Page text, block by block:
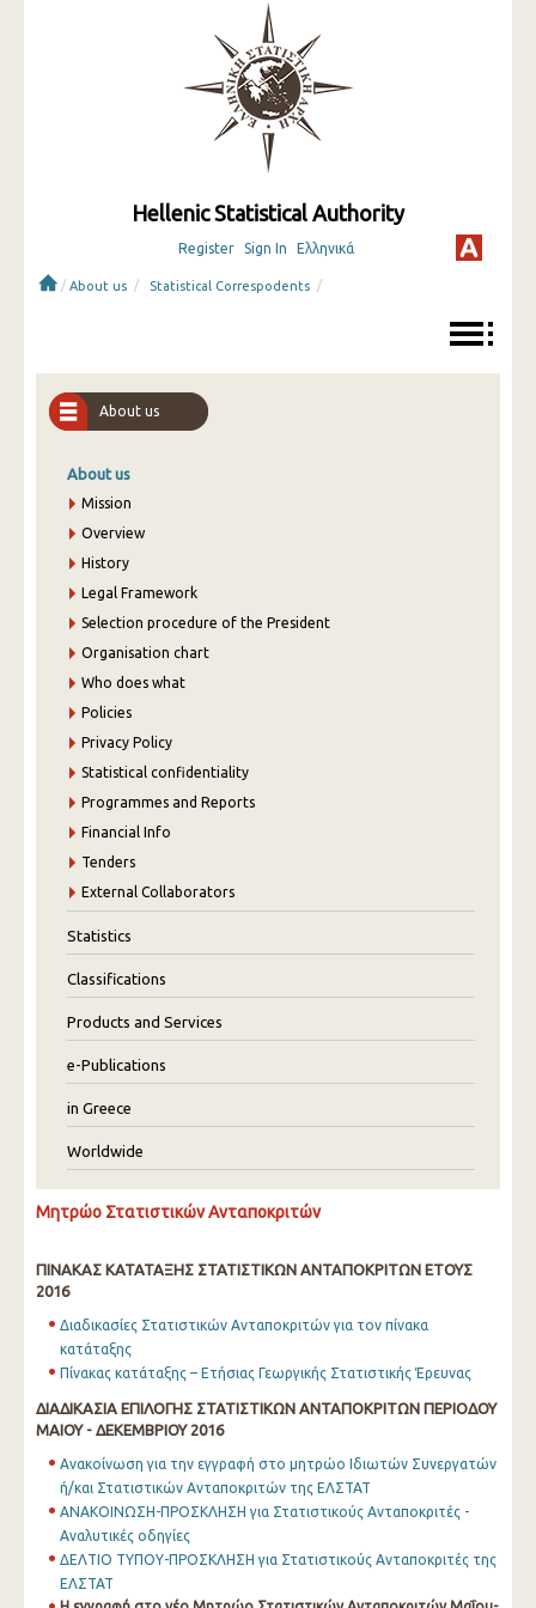
Hellenic Statistical Authority
Register Sign In Ελληνικά
/ About us / Statistical Correspodents /
About us
About us
Mission
Overview
History
Legal Framework
Selection procedure of the President
Organisation chart
Who does what
Policies
Privacy Policy
Statistical confidentiality
Programmes and Reports
Financial Info
Tenders
External Collaborators
Statistics
Classifications
Products and Services
e-Publications
in Greece
Worldwide
Μητρώο Στατιστικών Ανταποκριτών
ΠΙΝΑΚΑΣ ΚΑΤΑΤΑΞΗΣ ΣΤΑΤΙΣΤΙΚΩΝ ΑΝΤΑΠΟΚΡΙΤΩΝ ΕΤΟΥΣ
2016
Διαδικασίες Στατιστικών Ανταποκριτών για τον πίνακα
κατάταξης
Πίνακας κατάταξης – Ετήσιας Γεωργικής Στατιστικής Έρευνας
ΔΙΑΔΙΚΑΣΙΑ ΕΠΙΛΟΓΗΣ ΣΤΑΤΙΣΤΙΚΩΝ ΑΝΤΑΠΟΚΡΙΤΩΝ ΠΕΡΙΟΔΟΥ
ΜΑΙΟΥ - ΔΕΚΕΜΒΡΙΟΥ 2016
Ανακοίνωση για την εγγραφή στο μητρώο Ιδιωτών Συνεργατών
ή/και Στατιστικών Ανταποκριτών της ΕΛΣΤΑΤ
ΑΝΑΚΟΙΝΩΣΗ-ΠΡΟΣΚΛΗΣΗ για Στατιστικούς Ανταποκριτές -
Αναλυτικές οδηγίες
ΔΕΛΤΙΟ ΤΥΠΟΥ-ΠΡΟΣΚΛΗΣΗ για Στατιστικούς Ανταποκριτές της
ΕΛΣΤΑΤ